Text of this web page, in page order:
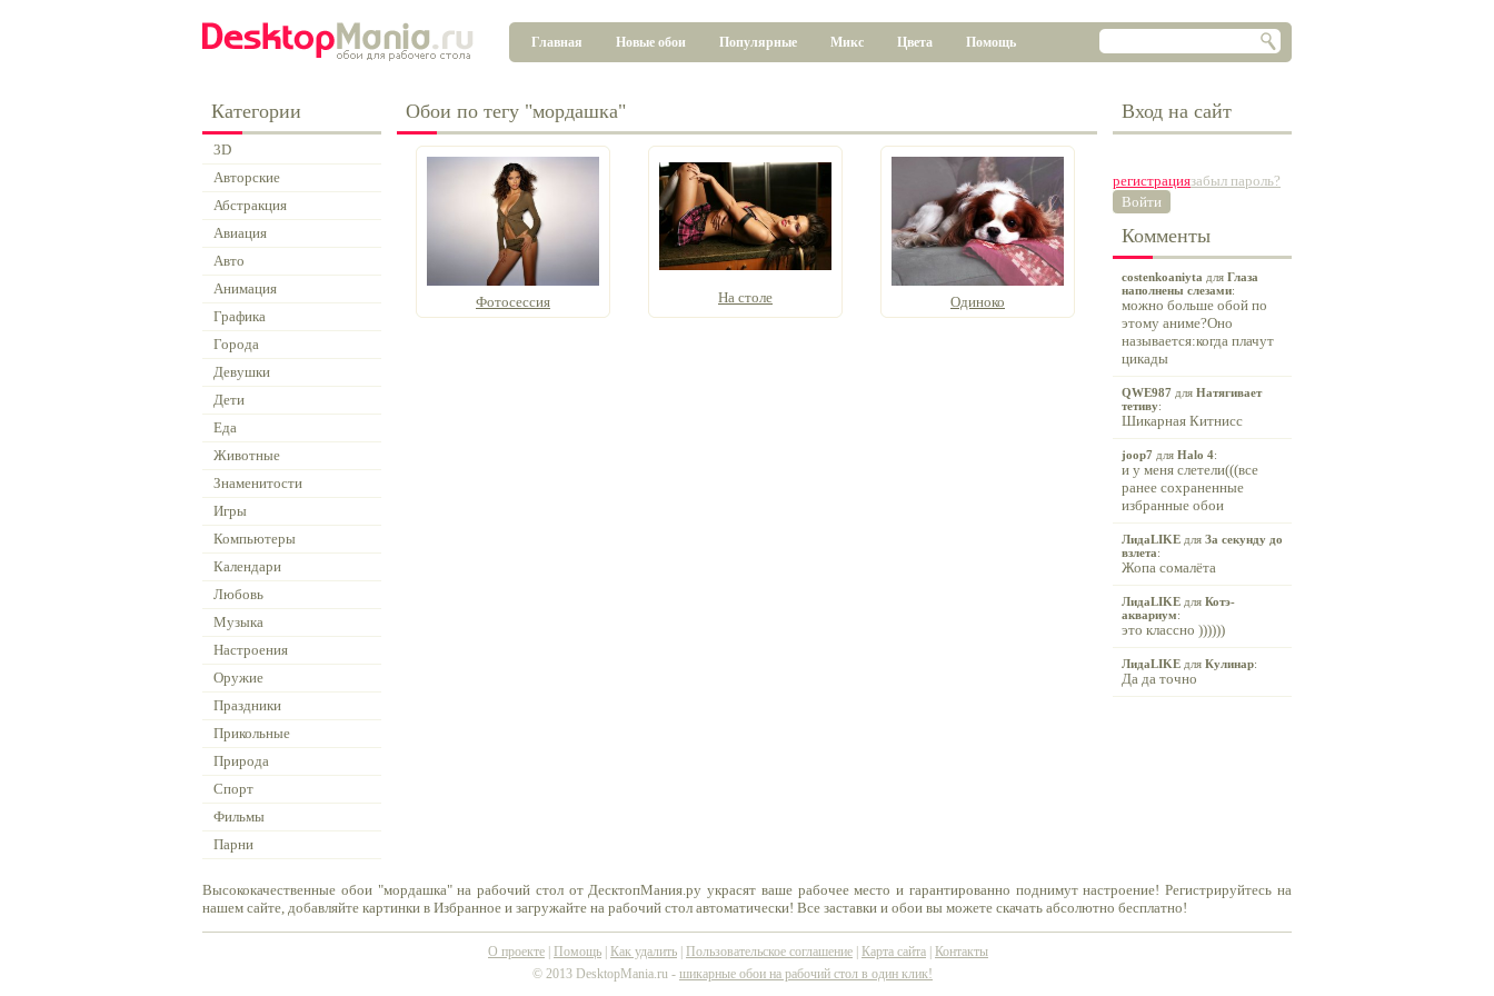
Главная Новые обои Популярные Микс Цвета Помощь
Категории
3D
Авторские
Абстракция
Авиация
Авто
Анимация
Графика
Города
Девушки
Дети
Еда
Животные
Знаменитости
Игры
Компьютеры
Календари
Любовь
Музыка
Настроения
Оружие
Праздники
Прикольные
Природа
Спорт
Фильмы
Парни
Обои по тегу "мордашка"
Фотосесcия На столе Одиноко
Вход на сайт
регистрациязабыл пароль?
Войти
Комменты
costenkoaniyta для Глаза
наполнены слезами:
можно больше обой по
этому аниме?Оно
называется:когда плачут
цикады
QWE987 для Натягивает
тетиву:
Шикарная Китнисс
joop7 для Halo 4:
и у меня слетели(((все
ранее сохраненные
избранные обои
ЛидаLIKE для За секунду до
взлета:
Жопа сомалёта
ЛидаLIKE для Котэ-
аквариум:
это классно ))))))
ЛидаLIKE для Кулинар:
Да да точно
Высококачественные обои "мордашка" на рабочий стол от ДесктопМания.ру украсят ваше рабочее место и гарантированно поднимут настроение! Регистрируйтесь на
нашем сайте, добавляйте картинки в Избранное и загружайте на рабочий стол автоматически! Все заставки и обои вы можете скачать абсолютно бесплатно!
О проекте Помощь Как удалить Пользовательское соглашение Карта сайта
Контакты
© 2013 DesktopMania.ru - шикарные обои на рабочий стол в один клик!